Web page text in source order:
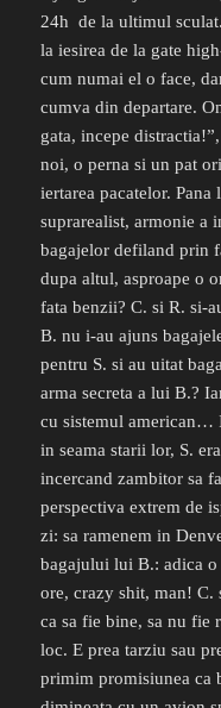
24h de la ultimul
la iesirea de la gate
cum numai el o face,
cumva din departare.
gata, incepe
noi, o perna si un pat
iertarea pacatelor.
suprarealist, armonie a
bagajelor defiland prin
dupa altul, asproape o
fata benzii? C. si R. si-
B. nu i-au ajuns
pentru S. si au uitat
arma secreta a lui B.?
cu sistemul american…
in seama starii lor, S.
incercand zambitor sa
perspectiva extrem de
zi: sa ramenem in
bagajului lui B.: adica
ore, crazy shit, man! C.
ca sa fie bine, sa nu fie
loc. E prea tarziu sau
primim promisiunea ca